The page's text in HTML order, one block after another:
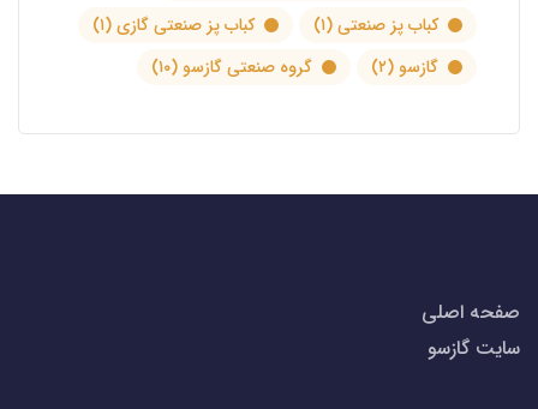
کباب پز صنعتی(۱) کباب پز صنعتی گازی(۱)
گازسو (۲) گروه صنعتی گازسو (۱۰)
صفحه اصلی
سایت گازسو